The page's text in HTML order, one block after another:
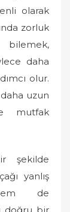
olarak
zorluk
bilemek,
daha
olur.
daha uzun
mutfak
şekilde
yanlış
de